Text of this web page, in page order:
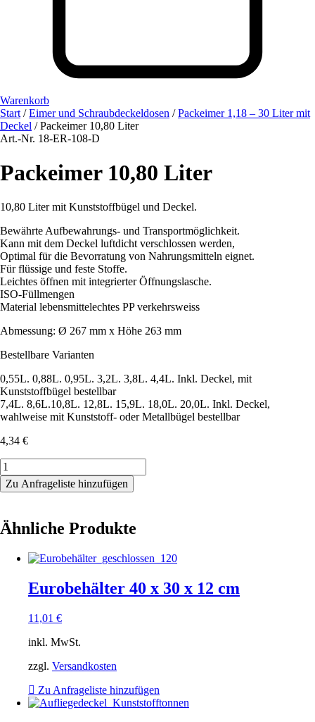
Warenkorb
Start /Eimer und Schraubdeckeldosen /Packeimer 1,18 – 30 Liter mit
Deckel / Packeimer 10,80 Liter
Art.-Nr. 18-ER-108-D
Packeimer 10,80 Liter
10,80 Liter mit Kunststoffbügel und Deckel.
Bewährte Aufbewahrungs- und Transportmöglichkeit.
Kann mit dem Deckel luftdicht verschlossen werden,
Optimal für die Bevorratung von Nahrungsmitteln eignet.
Für flüssige und feste Stoffe.
Leichtes öffnen mit integrierter Öffnungslasche.
ISO-Füllmengen
Material lebensmittelechtes PP verkehrsweiss
Abmessung: Ø 267 mm x Höhe 263 mm
Bestellbare Varianten
0,55L. 0,88L. 0,95L. 3,2L. 3,8L. 4,4L. Inkl. Deckel, mit
Kunststoffbügel bestellbar
7,4L. 8,6L.10,8L. 12,8L. 15,9L. 18,0L. 20,0L. Inkl. Deckel,
wahlweise mit Kunststoff- oder Metallbügel bestellbar
4,34 €
Packeimer
10,80
Liter
Zu Anfrageliste hinzufügen
Ähnliche Produkte
Eurobehälter 40 x 30 x 12 cm
11,01 €
inkl. MwSt.
zzgl. Versandkosten
Zu Anfrageliste hinzufügen